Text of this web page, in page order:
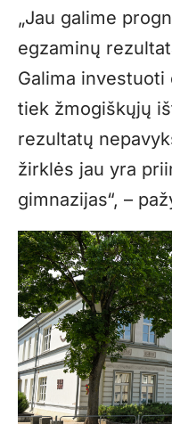
„Jau galime
egzaminų
Galima
tiek žmogiškųjų
rezultatų
žirklės jau yra
gimnazijas“, –